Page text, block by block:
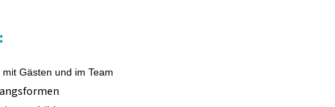
Gästen und im Team